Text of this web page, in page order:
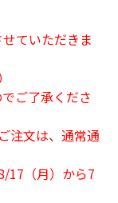
ていただきま
ご了承くださ
注文は、通常通
17（月）から7